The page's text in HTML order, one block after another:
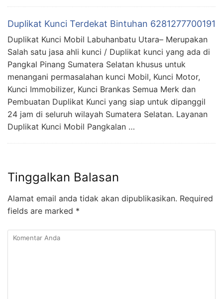
Duplikat Kunci Terdekat Bintuhan 6281277700191
Duplikat Kunci Mobil Labuhanbatu Utara– Merupakan
Salah satu jasa ahli kunci / Duplikat kunci yang ada di
Pangkal Pinang Sumatera Selatan khusus untuk
menangani permasalahan kunci Mobil, Kunci Motor,
Kunci Immobilizer, Kunci Brankas Semua Merk dan
Pembuatan Duplikat Kunci yang siap untuk dipanggil
24 jam di seluruh wilayah Sumatera Selatan. Layanan
Duplikat Kunci Mobil Pangkalan …
Tinggalkan Balasan
Alamat email anda tidak akan dipublikasikan. Required
fields are marked *